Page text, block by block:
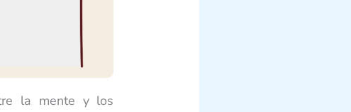
la mente y los